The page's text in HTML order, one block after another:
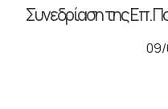
Συνεδρίαση της Επ.